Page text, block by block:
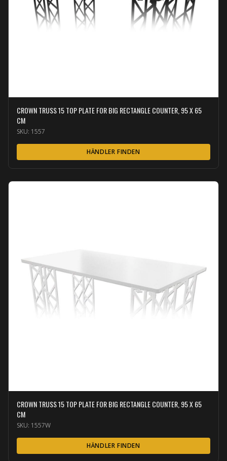
CROWN TRUSS 15 TOP PLATE FOR BIG RECTANGLE COUNTER, 95 X 65
CM
SKU: 1557
HÄNDLER FINDEN
CROWN TRUSS 15 TOP PLATE FOR BIG RECTANGLE COUNTER, 95 X 65
CM
SKU: 1557W
HÄNDLER FINDEN